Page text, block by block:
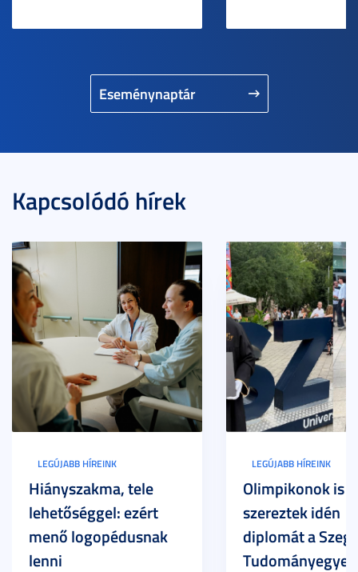
Eseménynaptár
Kapcsolódó hírek
LEGÚJABB HÍREINK
Hiányszakma, tele
lehetőséggel: ezért
menő logopédusnak
lenni
LEGÚJABB HÍREINK
Olimpikonok is
szereztek idén
diplomát a